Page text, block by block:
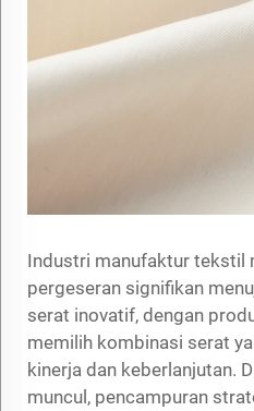
Industri manufaktur tekstil
pergeseran signifikan
serat inovatif, dengan
memilih kombinasi serat
kinerja dan keberlanjutan.
muncul, pencampuran